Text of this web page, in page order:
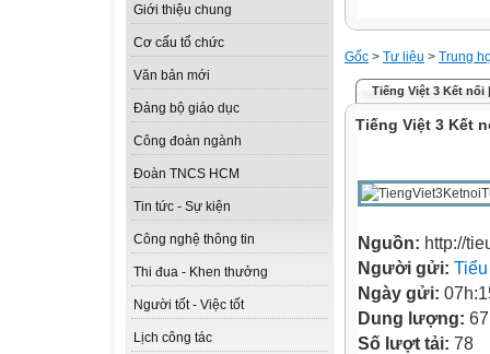
Giới thiệu chung
Cơ cấu tổ chức
Văn bản mới
Đảng bộ giáo dục
Công đoàn ngành
Đoàn TNCS HCM
Tin tức - Sự kiện
Công nghệ thông tin
Thi đua - Khen thưởng
Người tốt - Việc tốt
Lịch công tác
Gốc > Tư liệu > Trung
Tiếng Việt 3 Kết nối
Tiếng Việt 3 Kết
Nguồn: http://
Người gửi:
Ngày gửi:
Dung lượng:
Số lượt tải: 78